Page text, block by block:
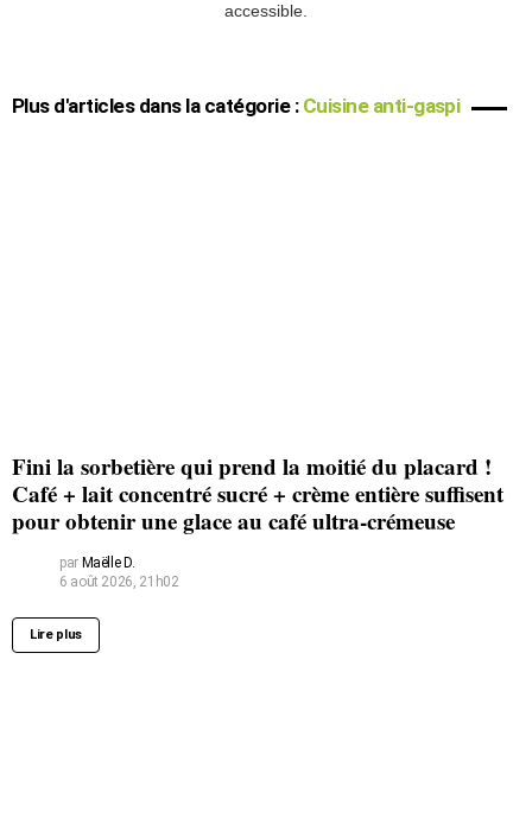
accessible.
Plus d'articles dans la catégorie : Cuisine anti-gaspi
Fini la sorbetière qui prend la moitié du placard !
Café + lait concentré sucré + crème entière suffisent
pour obtenir une glace au café ultra-crémeuse
par Maëlle D.
6 août 2026, 21h02
Lire plus